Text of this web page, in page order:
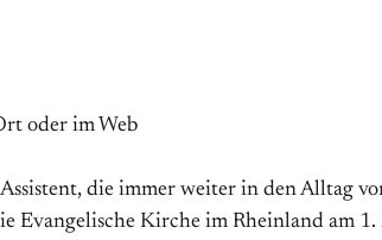
oder im Web
die immer weiter in den
Evangelische Kirche im Rheinland am